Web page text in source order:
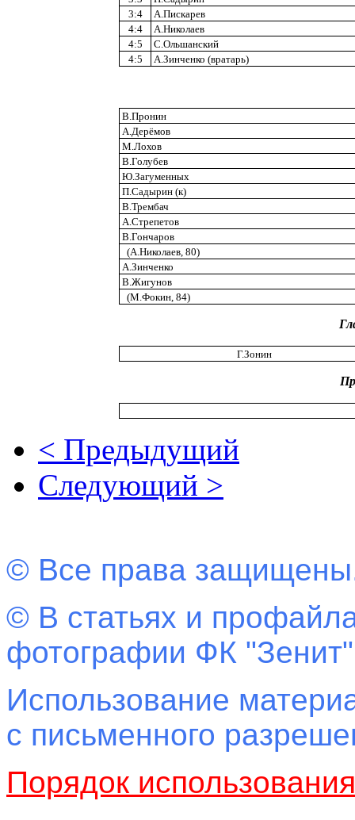
3:4
А.Пискарев
4:4
А.Николаев
4:5
С.Ольшанский
4:5
А.Зинченко (вратарь)
В.Пронин
А.Дерёмов
М.Лохов
В.Голубев
Ю.Загуменных
П.Садырин (к)
В.Трембач
А.Стрепетов
В.Гончаров
(А.Николаев, 80)
А.Зинченко
В.Жигунов
(М.Фокин, 84)
Г.Зонин
< Предыдущий
Следующий >
© Все права
© В статьях и
фотографии ФК
Использование
с письменного
Порядок